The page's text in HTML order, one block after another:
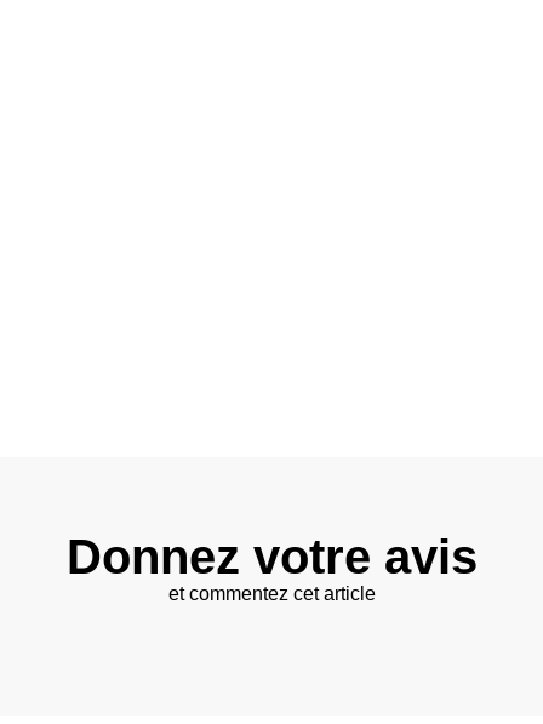
Donnez votre avis
et commentez cet article